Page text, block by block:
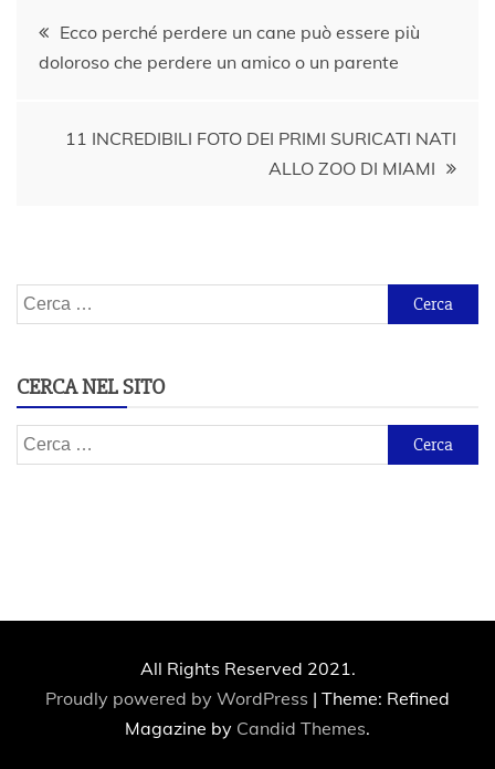
Navigazione
articoli
Ecco perché perdere un cane può essere più
doloroso che perdere un amico o un parente
11 INCREDIBILI FOTO DEI PRIMI SURICATI NATI
ALLO ZOO DI MIAMI
Ricerca
per:
CERCA NEL SITO
Ricerca
per:
All Rights Reserved 2021.
Proudly powered by WordPress | Theme: Refined
Magazine by Candid Themes.